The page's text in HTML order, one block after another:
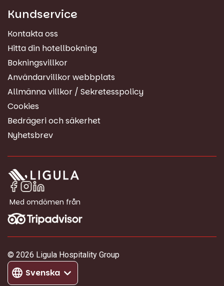
Kundservice
Kontakta oss
Hitta din hotellbokning
Bokningsvillkor
Användarvillkor webbplats
Allmänna villkor / Sekretesspolicy
Cookies
Bedrägeri och säkerhet
Nyhetsbrev
Med omdömen från
© 2026 Ligula Hospitality Group